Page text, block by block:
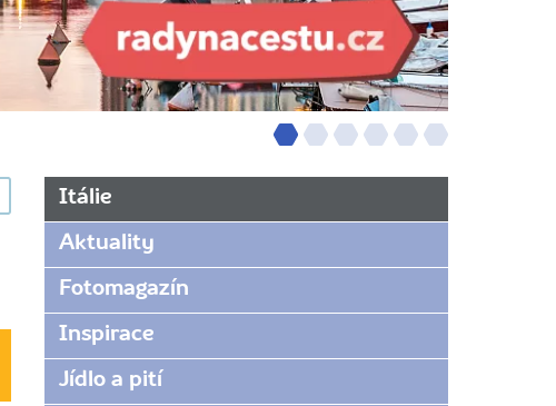
Itálie
Aktuality
Fotomagazín
Inspirace
Jídlo a pití